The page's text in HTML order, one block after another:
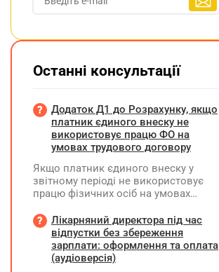
Останні консультації
Додаток Д1 до Розрахунку, якщо
платник єдиного внеску не
використовує працю ФО на
умовах трудового договору
Якщо платник єдиного внеску у
звітному періоді не використовує
працю фізичних осіб на умовах
на інших умовах, передбачених
законодавством, Додаток Д1/
Додаток ФІЗ-Д1 за відповідний
період не подається
Лікарняний директора під час
відпустки без збереження
зарплати: оформлення та оплата
(аудіоверсія)